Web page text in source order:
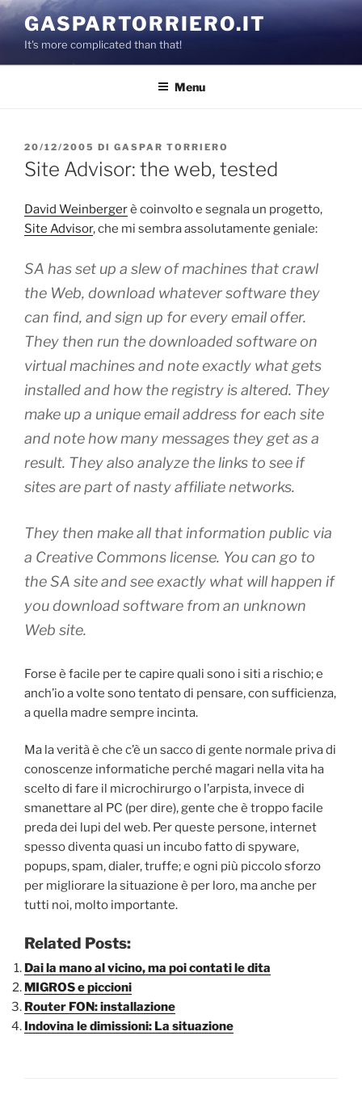
Salta
al
contenuto
GASPARTORRIERO.IT
It's more complicated than that!
Menu
PUBBLICATO
IL
20/12/2005 DI GASPAR TORRIERO
Site Advisor: the web, tested
David Weinbergerè coinvolto e segnala un progetto,
Site Advisor, che mi sembra assolutamente geniale:
SA has set up a slew of machines that crawl
the Web, download whatever software they
can find, and sign up for every email offer.
They then run the downloaded software on
virtual machines and note exactly what gets
installed and how the registry is altered. They
make up a unique email address for each site
and note how many messages they get as a
result. They also analyze the links to see if
sites are part of nasty affiliate networks.
They then make all that information public via
a Creative Commons license. You can go to
the SA site and see exactly what will happen if
you download software from an unknown
Web site.
Forse è facile per te capire quali sono i siti a rischio; e
anch’io a volte sono tentato di pensare, con sufficienza,
a quella madre sempre incinta.
Ma la verità è che c’è un sacco di gente normale priva di
conoscenze informatiche perché magari nella vita ha
scelto di fare il microchirurgo o l’arpista, invece di
smanettare al PC (per dire), gente che è troppo facile
preda dei lupi del web. Per queste persone, internet
spesso diventa quasi un incubo fatto di spyware,
popups, spam, dialer, truffe; e ogni più piccolo sforzo
per migliorare la situazione è per loro, ma anche per
tutti noi, molto importante.
Related Posts:
Dai la mano al vicino, ma poi contati le dita
MIGROS e piccioni
Router FON: installazione
Indovina le dimissioni: La situazione